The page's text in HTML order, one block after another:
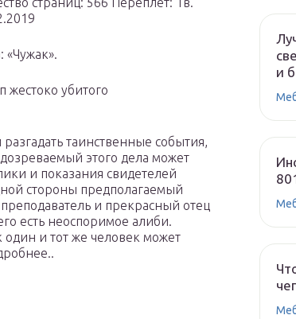
«Чужак».
жестоко убитого
таинственные события,
этого дела может
и показания свидетелей
стороны предполагаемый
и прекрасный отец
есть неоспоримое алиби.
и тот же человек может
и